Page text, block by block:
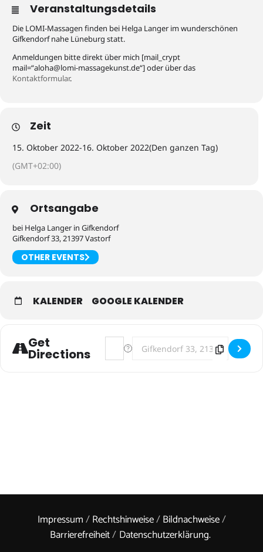
Veranstaltungsdetails
Die LOMI-Massagen finden bei Helga Langer im wunderschönen
Gifkendorf nahe Lüneburg statt.
Anmeldungen bitte direkt über mich [mail_crypt
mail=“
ed.ts
nukeg
assam
-imol
@ahol
a
“] oder über das
Kontaktformular.
Zeit
15. Oktober 2022-16. Oktober 2022(Den ganzen Tag)
(GMT+02:00)
Ortsangabe
bei Helga Langer in Gifkendorf
Gifkendorf 33, 21397 Vastorf
OTHER EVENTS
KALENDER GOOGLE KALENDER
Get
Directions
Address - LOMIS in Gifkendorf (Vastorf
Destination Address - LOMIS
Impressum/Rechtshinweise/Bildnachweise/
Barrierefreiheit/ Datenschutzerklärung